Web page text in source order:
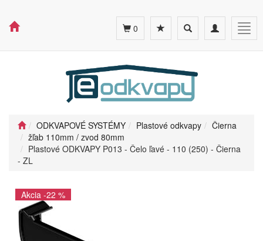
Toggle
navigation
Toggle
search
0
ODKVAPOVÉ SYSTÉMY Plastové odkvapy
Čierna
žľab 110mm / zvod 80mm
Plastové ODKVAPY P013 - Čelo ľavé - 110 (250) - Čierna
- ZL
Akcia -22 %